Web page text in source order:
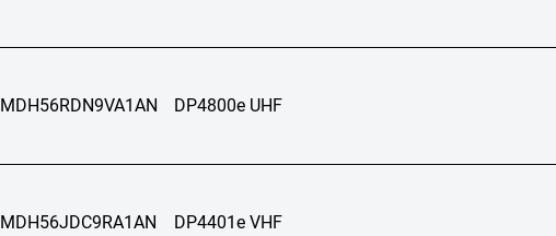
MDH56RDN9VA1AN DP4800e UHF
MDH56JDC9RA1AN DP4401e VHF